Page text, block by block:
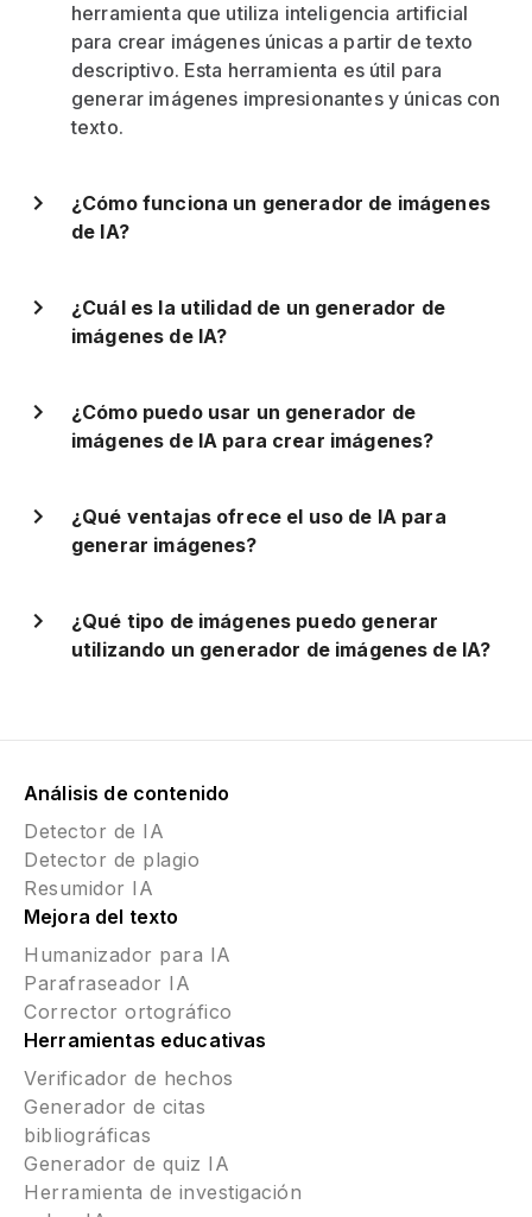
herramienta que utiliza inteligencia artificial
para crear imágenes únicas a partir de texto
descriptivo. Esta herramienta es útil para
generar imágenes impresionantes y únicas con
texto.
¿Cómo funciona un generador de imágenes
de IA?
¿Cuál es la utilidad de un generador de
imágenes de IA?
¿Cómo puedo usar un generador de
imágenes de IA para crear imágenes?
¿Qué ventajas ofrece el uso de IA para
generar imágenes?
¿Qué tipo de imágenes puedo generar
utilizando un generador de imágenes de IA?
Análisis de contenido
Detector de IA
Detector de plagio
Resumidor IA
Mejora del texto
Humanizador para IA
Parafraseador IA
Corrector ortográfico
Herramientas educativas
Verificador de hechos
Generador de citas
bibliográficas
Generador de quiz IA
Herramienta de investigación